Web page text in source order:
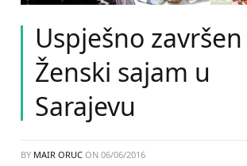
Uspješno završen
Ženski sajam u
Sarajevu
BY MAIR ORUC ON 06/06/2016